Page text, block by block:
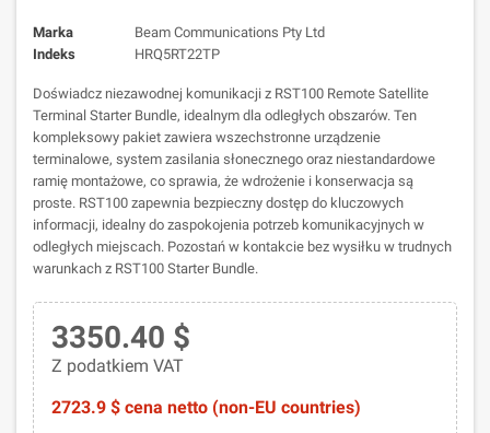
Marka
Beam Communications Pty Ltd
Indeks
HRQ5RT22TP
Doświadcz niezawodnej komunikacji z RST100 Remote Satellite
Terminal Starter Bundle, idealnym dla odległych obszarów. Ten
kompleksowy pakiet zawiera wszechstronne urządzenie
terminalowe, system zasilania słonecznego oraz niestandardowe
ramię montażowe, co sprawia, że wdrożenie i konserwacja są
proste. RST100 zapewnia bezpieczny dostęp do kluczowych
informacji, idealny do zaspokojenia potrzeb komunikacyjnych w
odległych miejscach. Pozostań w kontakcie bez wysiłku w trudnych
warunkach z RST100 Starter Bundle.
3350.40 $
Z podatkiem VAT
2723.9 $ cena netto (non-EU countries)